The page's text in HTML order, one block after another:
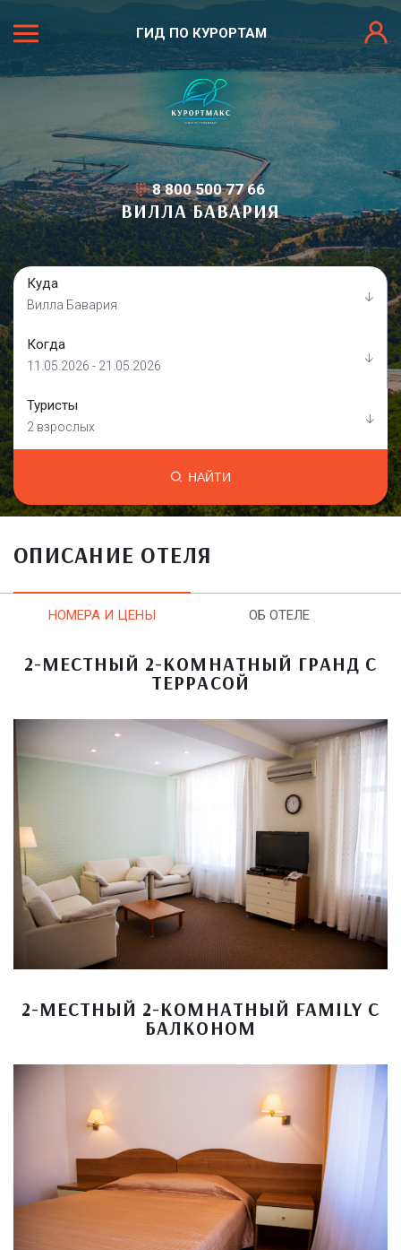
ГИД ПО КУРОРТАМ
8 800 500 77 66
ВИЛЛА БАВАРИЯ
Куда
Вилла Бавария
Когда
11.05.2026 - 21.05.2026
Туристы
2 взрослых
НАЙТИ
ОПИСАНИЕ ОТЕЛЯ
НОМЕРА И ЦЕНЫ ОБ ОТЕЛЕ
2-МЕСТНЫЙ 2-КОМНАТНЫЙ ГРАНД С
ТЕРРАСОЙ
2-МЕСТНЫЙ 2-КОМНАТНЫЙ FAMILY С
БАЛКОНОМ